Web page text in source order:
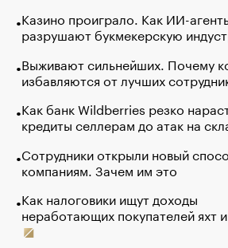
Казино проиграло. Как ИИ-
разрушают букмекерскую
Выживают сильнейших. Почему
избавляются от лучших
Как банк Wildberries резко
кредиты селлерам до атак на
Сотрудники открыли новый
компаниям. Зачем им это
Как налоговики ищут доходы
неработающих покупателей яхт